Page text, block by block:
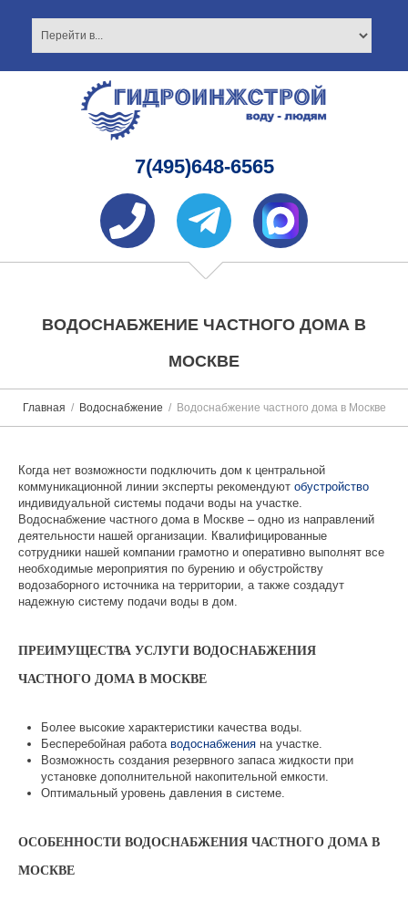
7(495)648-6565
ВОДОСНАБЖЕНИЕ ЧАСТНОГО ДОМА В
МОСКВЕ
Главная Водоснабжение Водоснабжение частного дома в Москве
Когда нет возможности подключить дом к центральной
коммуникационной линии эксперты рекомендуют обустройство
индивидуальной системы подачи воды на участке.
Водоснабжение частного дома в Москве – одно из направлений
деятельности нашей организации. Квалифицированные
сотрудники нашей компании грамотно и оперативно выполнят все
необходимые мероприятия по бурению и обустройству
водозаборного источника на территории, а также создадут
надежную систему подачи воды в дом.
ПРЕИМУЩЕСТВА УСЛУГИ ВОДОСНАБЖЕНИЯ
ЧАСТНОГО ДОМА В МОСКВЕ
Более высокие характеристики качества воды.
Бесперебойная работа водоснабжения на участке.
Возможность создания резервного запаса жидкости при
установке дополнительной накопительной емкости.
Оптимальный уровень давления в системе.
ОСОБЕННОСТИ ВОДОСНАБЖЕНИЯ ЧАСТНОГО ДОМА В
МОСКВЕ